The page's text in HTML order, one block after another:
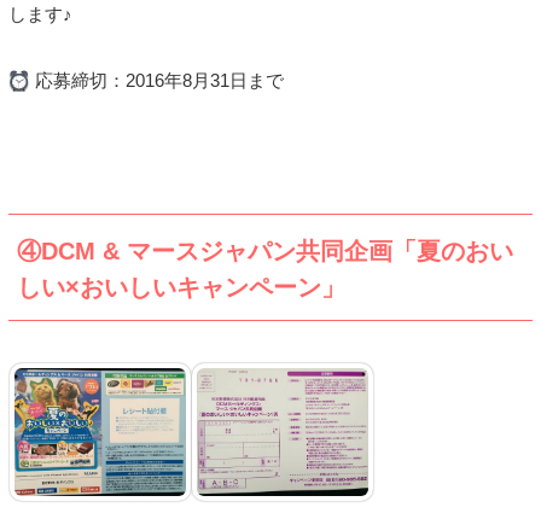
します♪
応募締切：2016年8月31日まで
④DCM & マースジャパン共同企画「夏のおい
しい×おいしいキャンペーン」